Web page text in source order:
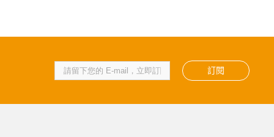
訂閱